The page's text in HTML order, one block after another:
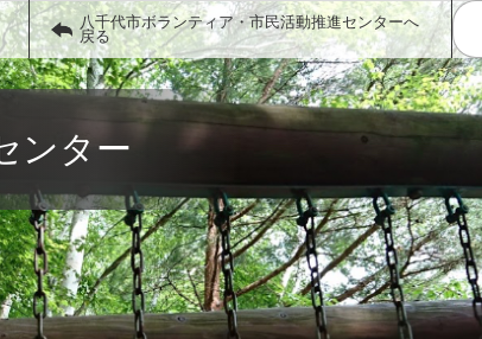
八千代市ボランティア・市民活動推進センターへ
戻る
ンター